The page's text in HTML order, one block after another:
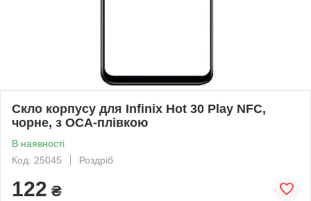
Скло корпусу для Infinix Hot 30 Play NFC,
чорне, з OCA-плівкою
В наявності
Код: 25045
Роздріб
122 ₴